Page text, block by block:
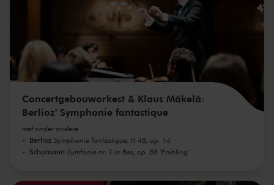
Concertgebouworkest & Klaus Mäkelä:
Berlioz' Symphonie fantastique
met onder andere
Berlioz Symphonie fantastique, H 48, op. 14
Schumann Symfonie nr. 1 in Bes, op. 38 'Frühling'